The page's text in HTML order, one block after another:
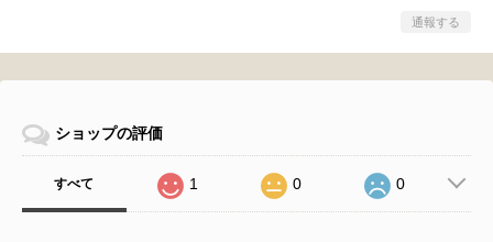
通報する
ショップの評価
すべて 1 0 0